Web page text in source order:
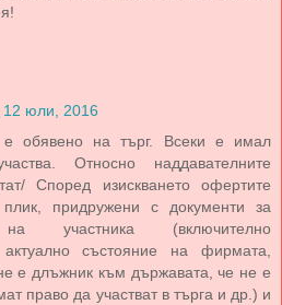
12 юли, 2016
е обявено на търг. Всеки е имал
Относно наддавателните
Според изискването офертите
придружени с документи за
на участника (включително
състояние на фирмата,
е длъжник към държавата, че не е
право да участват в търга и др.) и